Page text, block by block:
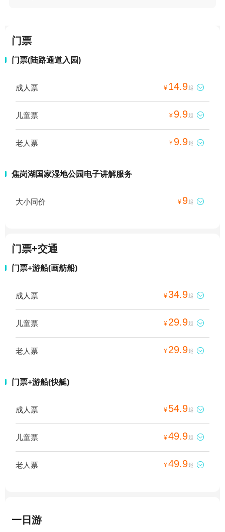
门票
门票(陆路通道入园)
成人票 ¥ 14.9起 
儿童票 ¥ 9.9起 
老人票 ¥ 9.9起 
焦岗湖国家湿地公园电子讲解服务
大小同价 ¥ 9起 
门票+交通
门票+游船(画舫船)
成人票 ¥34.9起 
儿童票 ¥ 29.9起 
老人票 ¥ 29.9起 
门票+游船(快艇)
成人票 ¥ 54.9起 
儿童票 ¥49.9起 
老人票 ¥49.9起 
一日游